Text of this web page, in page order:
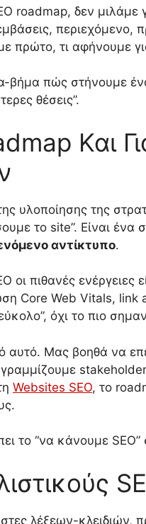
roadmap, δεν μιλάμε
πρώτο, τι αφήνουμε
βήμα πώς στήνουμε
θέσεις”.
Και
υλοποίησης της
το site”. Είναι
αντίκτυπο.
οι πιθανές
Core Web Vitals,
όχι το πιο
Μας βοηθά να
Websites SEO, το
το “να κάνουμε
λέξεων-κλειδιών,